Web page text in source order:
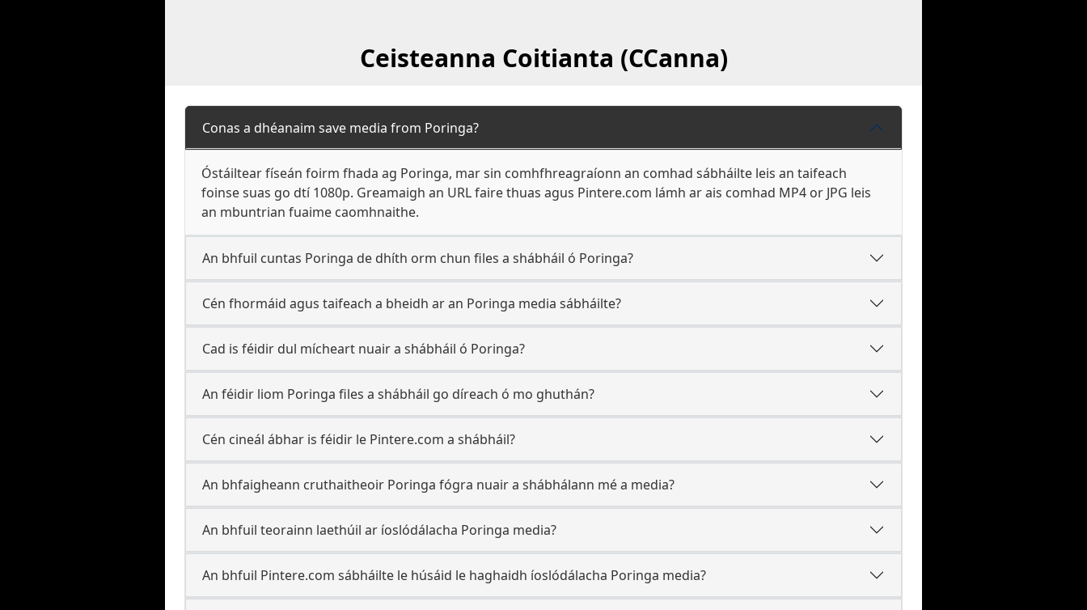
Ceisteanna Coitianta (CCanna)
Conas a dhéanaim save media from Poringa?
Óstáiltear físeán foirm fhada ag Poringa, mar sin comhfhreagraíonn an comhad sábháilte leis an taifeach
foinse suas go dtí 1080p. Greamaigh an URL faire thuas agus Pintere.com lámh ar ais comhad MP4 or JPG leis
an mbuntrian fuaime caomhnaithe.
An bhfuil cuntas Poringa de dhíth orm chun files a shábháil ó Poringa?
Cén fhormáid agus taifeach a bheidh ar an Poringa media sábháilte?
Cad is féidir dul mícheart nuair a shábháil ó Poringa?
An féidir liom Poringa files a shábháil go díreach ó mo ghuthán?
Cén cineál ábhar is féidir le Pintere.com a shábháil?
An bhfaigheann cruthaitheoir Poringa fógra nuair a shábhálann mé a media?
An bhfuil teorainn laethúil ar íoslódálacha Poringa media?
An bhfuil Pintere.com sábháilte le húsáid le haghaidh íoslódálacha Poringa media?